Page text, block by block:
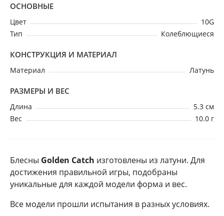
ОСНОВНЫЕ
Цвет
10G
Тип
Колеблющиеся
КОНСТРУКЦИЯ И МАТЕРИАЛ
Материал Латунь
РАЗМЕРЫ И ВЕС
Длина
5.3 см
Вес
10.0 г
Блесны Golden Catch изготовлены из латуни. Для
достижения правильной игры, подобраны
уникальные для каждой модели форма и вес.
Все модели прошли испытания в разных условиях.